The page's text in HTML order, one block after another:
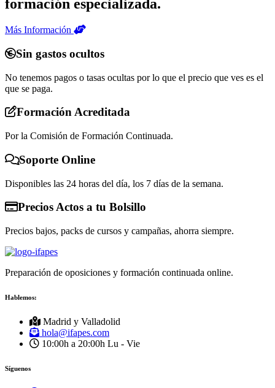
formación especializada.
Más Información
Sin gastos ocultos
No tenemos pagos o tasas ocultas por lo que el precio que ves es el
que se paga.
Formación Acreditada
Por la Comisión de Formación Continuada.
Soporte Online
Disponibles las 24 horas del día, los 7 días de la semana.
Precios Actos a tu Bolsillo
Precios bajos, packs de cursos y campañas, ahorra siempre.
Preparación de oposiciones y formación continuada online.
Hablemos:
Madrid y Valladolid
hola@ifapes.com
10:00h a 20:00h Lu - Vie
Síguenos